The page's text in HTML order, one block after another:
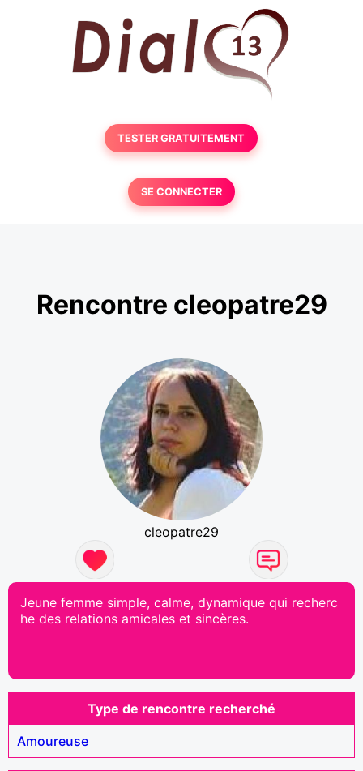
TESTER GRATUITEMENT
SE CONNECTER
Rencontre cleopatre29
cleopatre29
Jeune femme simple, calme, dynamique qui recherc
he des relations amicales et sincères.
Type de rencontre recherché
Amoureuse